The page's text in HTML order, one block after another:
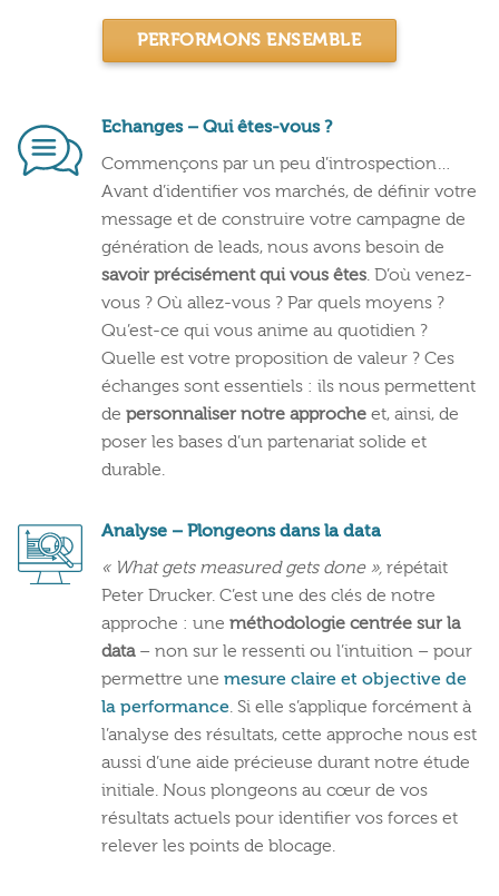
PERFORMONS ENSEMBLE
Echanges – Qui êtes-vous ?
Commençons par un peu d’introspection…
Avant d’identifier vos marchés, de définir votre
message et de construire votre campagne de
génération de leads, nous avons besoin de
savoir précisément qui vous êtes. D’où venez-
vous ? Où allez-vous ? Par quels moyens ?
Qu’est-ce qui vous anime au quotidien ?
Quelle est votre proposition de valeur ? Ces
échanges sont essentiels : ils nous permettent
de personnaliser notre approche et, ainsi, de
poser les bases d’un partenariat solide et
durable.
Analyse – Plongeons dans la data
« What gets measured gets done », répétait
Peter Drucker. C’est une des clés de notre
approche : une méthodologie centrée sur la
data– non sur le ressenti ou l’intuition – pour
permettre une mesure claire et objective de
la performance. Si elle s’applique forcément à
l’analyse des résultats, cette approche nous est
aussi d’une aide précieuse durant notre étude
initiale. Nous plongeons au cœur de vos
résultats actuels pour identifier vos forces et
relever les points de blocage.